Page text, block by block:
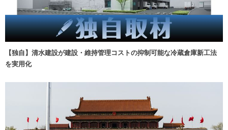
【独自】清水建設が建設・維持管理コストの抑制可能な冷蔵倉庫新工法
を実用化